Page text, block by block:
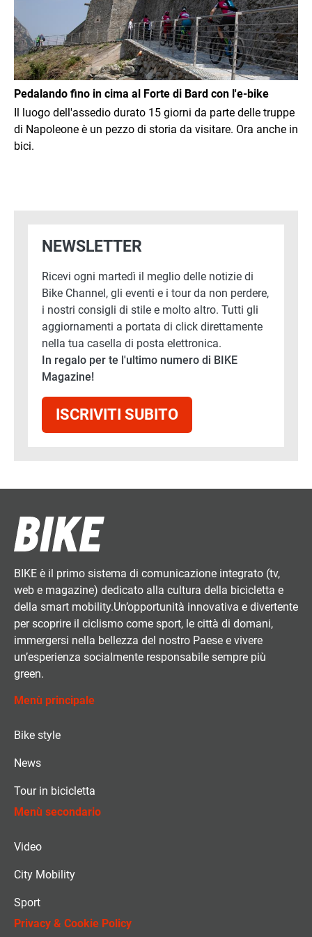
Pedalando fino in cima al Forte di Bard con l'e-bike
Il luogo dell'assedio durato 15 giorni da parte delle truppe
di Napoleone è un pezzo di storia da visitare. Ora anche in
bici.
NEWSLETTER
Ricevi ogni martedì il meglio delle notizie di
Bike Channel, gli eventi e i tour da non perdere,
i nostri consigli di stile e molto altro. Tutti gli
aggiornamenti a portata di click direttamente
nella tua casella di posta elettronica.
In regalo per te l'ultimo numero di BIKE
Magazine!
ISCRIVITI SUBITO
BIKE è il primo sistema di comunicazione integrato (tv,
web e magazine) dedicato alla cultura della bicicletta e
della smart mobility.Un’opportunità innovativa e divertente
per scoprire il ciclismo come sport, le città di domani,
immergersi nella bellezza del nostro Paese e vivere
un’esperienza socialmente responsabile sempre più
green.
Menù principale
Bike style
News
Tour in bicicletta
Menù secondario
Video
City Mobility
Sport
Privacy & Cookie Policy